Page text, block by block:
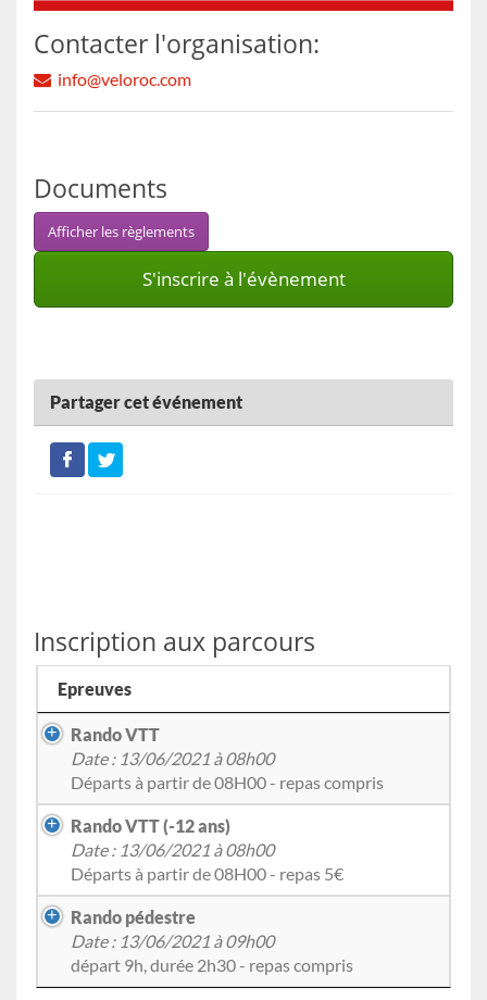
Contacter l'organisation:
info@veloroc.com
Documents
Afficher les règlements
S'inscrire à l'évènement
Partager cet événement
Inscription aux parcours
Epreuves
Rando VTT
Date : 13/06/2021 à 08h00
Départs à partir de 08H00 - repas compris
Rando VTT (-12 ans)
Date : 13/06/2021 à 08h00
Départs à partir de 08H00 - repas 5€
Rando pédestre
Date : 13/06/2021 à 09h00
départ 9h, durée 2h30 - repas compris